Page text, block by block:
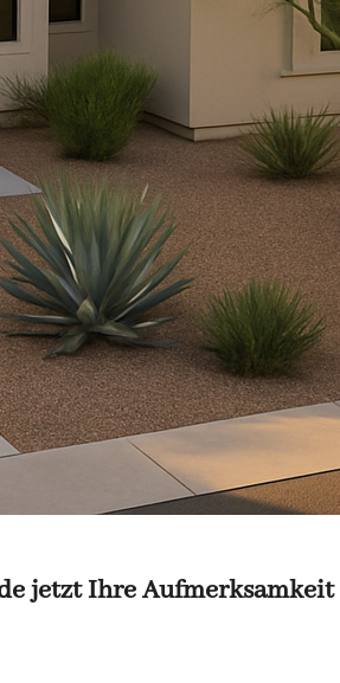
jetzt Ihre Aufmerksamkeit